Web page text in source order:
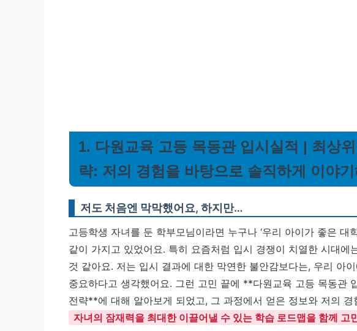
1. 다원교육 고등 목동관 입시실적 | 최상
략: 저의 경험을 바탕으로 솔직하게 이야
저도 처음엔 막막했어요, 하지만…
고등학생 자녀를 둔 학부모님이라면 누구나 ‘우리 아이가 좋은 대
같이 가지고 있었어요. 특히 요즘처럼 입시 경쟁이 치열한 시대에
것 같아요. 저는 입시 결과에 대한 막연한 불안감보다는, 우리 아
중요하다고 생각했어요. 그런 고민 끝에 **다원교육 고등 목동관
전략**에 대해 알아보게 되었고, 그 과정에서 얻은 정보와 저의
자녀의 잠재력을 최대한 이끌어낼 수 있는 학습 로드맵을 함께 고